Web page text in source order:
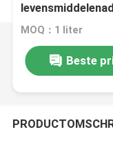
beoordeeld
MOQ：1 liter
Beste